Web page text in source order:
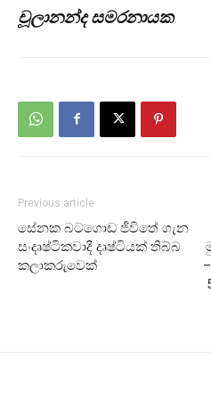
චූලානන්ද සමරනායක
Previous article
සේනක බටගොඩ ජීවිතේ ගැන
සංදෘෂ්ටිකවාදී දෘෂ්ටියක් තිබ්බ
කලාකරුවෙක්